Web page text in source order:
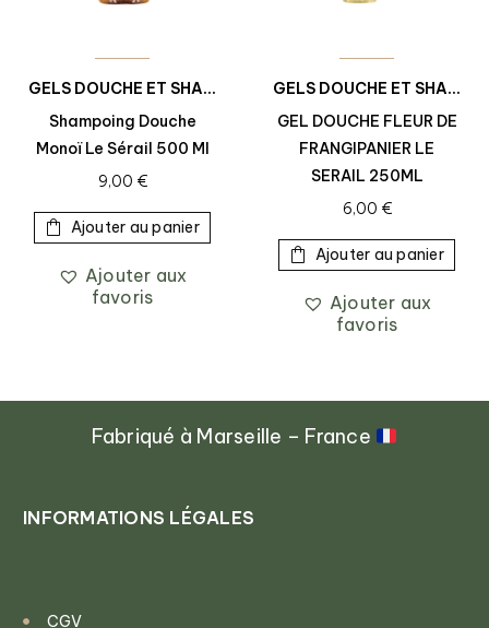
GELS DOUCHE ET SHAMPOINGS DOUCHE
Shampoing Douche
Monoï Le Sérail 500 Ml
9,00 €
Ajouter au panier
Ajouter aux
favoris
GELS DOUCHE ET SHAMPOINGS DOUCHE
GEL DOUCHE FLEUR DE
FRANGIPANIER LE
SERAIL 250ML
6,00 €
Ajouter au panier
Ajouter aux
favoris
Fabriqué à Marseille – France
INFORMATIONS LÉGALES
CGV